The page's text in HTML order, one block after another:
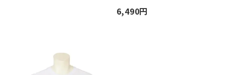
6,490円